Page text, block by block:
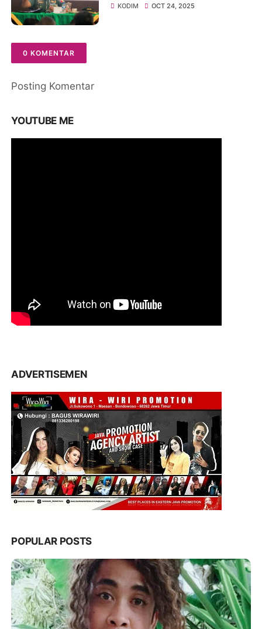
Profesionalisme, Rasa
KODIM OCT 24, 2025
0 KOMENTAR
Posting Komentar
YOUTUBE ME
ADVERTISEMEN
POPULAR POSTS